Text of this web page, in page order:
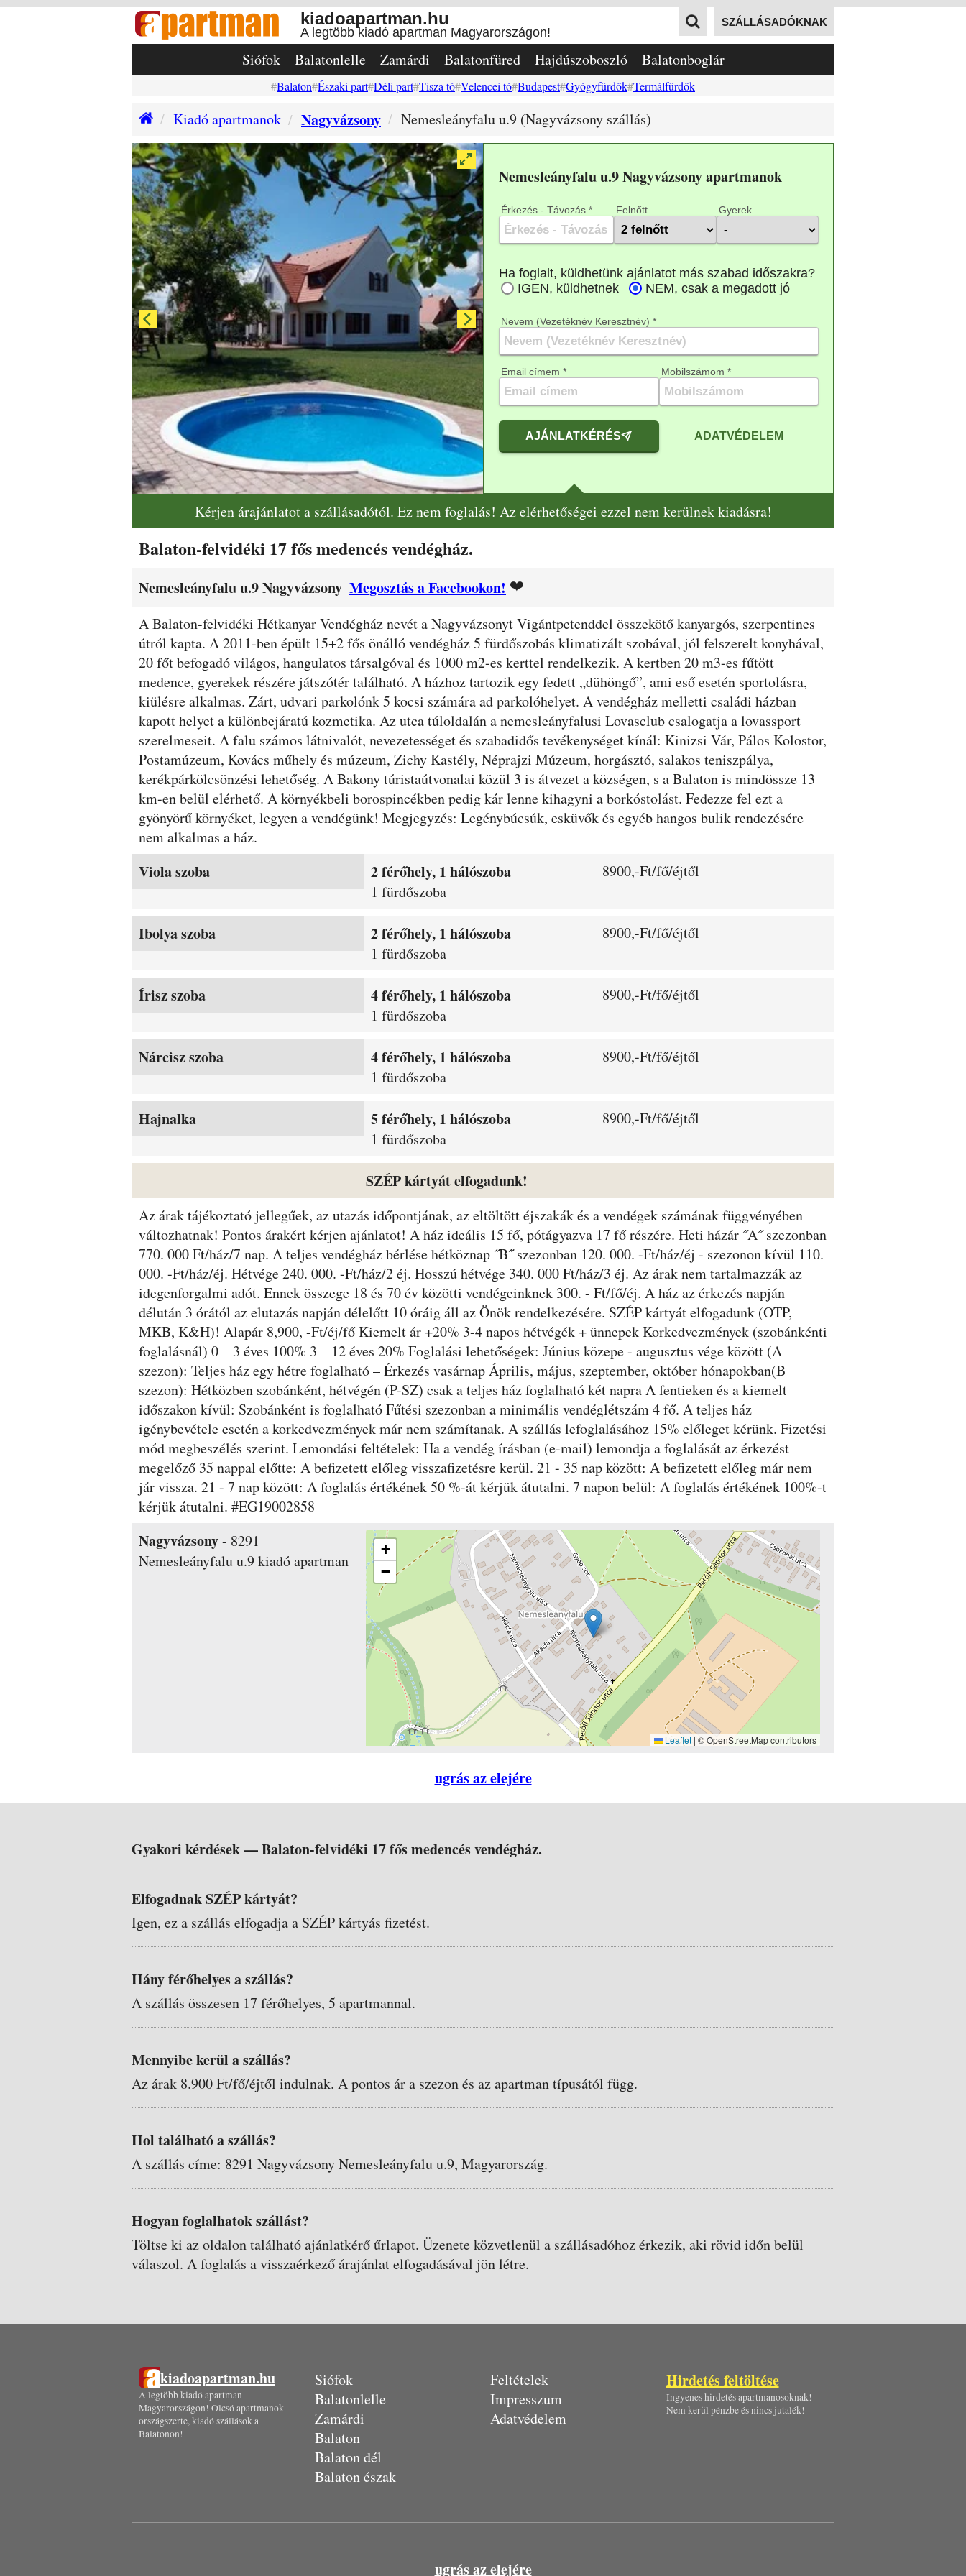
kiadoapartman.hu
A legtöbb kiadó apartman Magyarországon!
SZÁLLÁSADÓKNAK
Siófok Balatonlelle Zamárdi Balatonfüred Hajdúszoboszló Balatonboglár
Balaton Északi part Déli part Tisza tó Velencei tó Budapest Gyógyfürdők Termálfürdők
Kiadó apartmanok Nagyvázsony Nemesleányfalu u.9 (Nagyvázsony szállás)
Kérjen árajánlatot a szállásadótól. Ez nem foglalás! Az elérhetőségei ezzel nem kerülnek kiadásra!
Nemesleányfalu u.9 Nagyvázsony apartmanok
Érkezés - Távozás * Felnőtt Gyerek
Nevem (Vezetéknév Keresztnév) *
Email címem * Mobilszámom *
AJÁNLATKÉRÉS ADATVÉDELEM
Balaton-felvidéki 17 fős medencés vendégház.
Nemesleányfalu u.9 Nagyvázsony Megosztás a Facebookon! ❤️
Leírás
A Balaton-felvidéki Hétkanyar Vendégház nevét a Nagyvázsonyt Vigántpetenddel összekötő kanyargós, szerpentines
útról kapta. A 2011-ben épült 15+2 fős önálló vendégház 5 fürdőszobás klimatizált szobával, jól felszerelt konyhával,
20 főt befogadó világos, hangulatos társalgóval és 1000 m2-es kerttel rendelkezik. A kertben 20 m3-es fűtött
medence, gyerekek részére játszótér található. A házhoz tartozik egy fedett „dühöngő”, ami eső esetén sportolásra,
kiülésre alkalmas. Zárt, udvari parkolónk 5 kocsi számára ad parkolóhelyet. A vendégház melletti családi házban
kapott helyet a különbejáratú kozmetika. Az utca túloldalán a nemesleányfalusi Lovasclub csalogatja a lovassport
szerelmeseit. A falu számos látnivalót, nevezetességet és szabadidős tevékenységet kínál: Kinizsi Vár, Pálos Kolostor,
Postamúzeum, Kovács műhely és múzeum, Zichy Kastély, Néprajzi Múzeum, horgásztó, salakos teniszpálya,
kerékpárkölcsönzési lehetőség. A Bakony túristaútvonalai közül 3 is átvezet a községen, s a Balaton is mindössze 13
km-en belül elérhető. A környékbeli borospincékben pedig kár lenne kihagyni a borkóstolást. Fedezze fel ezt a
gyönyörű környéket, legyen a vendégünk! Megjegyzés: Legénybúcsúk, esküvők és egyéb hangos bulik rendezésére
nem alkalmas a ház.
Szobák és árak
Viola szoba 2 férőhely, 1 hálószoba
1 fürdőszoba
8900,-Ft/fő/éjtől
Ibolya szoba 2 férőhely, 1 hálószoba
1 fürdőszoba
8900,-Ft/fő/éjtől
Írisz szoba 4 férőhely, 1 hálószoba
1 fürdőszoba
8900,-Ft/fő/éjtől
Nárcisz szoba 4 férőhely, 1 hálószoba
1 fürdőszoba
8900,-Ft/fő/éjtől
Hajnalka 5 férőhely, 1 hálószoba
1 fürdőszoba
8900,-Ft/fő/éjtől
SZÉP kártyát elfogadunk!
Az árak tájékoztató jellegűek, az utazás időpontjának, az eltöltött éjszakák és a vendégek számának függvényében
változhatnak! Pontos árakért kérjen ajánlatot! A ház ideális 15 fő, pótágyazva 17 fő részére. Heti házár ˝A˝ szezonban
770. 000 Ft/ház/7 nap. A teljes vendégház bérlése hétköznap ˝B˝ szezonban 120. 000. -Ft/ház/éj - szezonon kívül 110.
000. -Ft/ház/éj. Hétvége 240. 000. -Ft/ház/2 éj. Hosszú hétvége 340. 000 Ft/ház/3 éj. Az árak nem tartalmazzák az
idegenforgalmi adót. Ennek összege 18 és 70 év közötti vendégeinknek 300. - Ft/fő/éj. A ház az érkezés napján
délután 3 órától az elutazás napján délelőtt 10 óráig áll az Önök rendelkezésére. SZÉP kártyát elfogadunk (OTP,
MKB, K&H)! Alapár 8,900, -Ft/éj/fő Kiemelt ár +20% 3-4 napos hétvégék + ünnepek Korkedvezmények (szobánkénti
foglalásnál) 0 – 3 éves 100% 3 – 12 éves 20% Foglalási lehetőségek: Június közepe - augusztus vége között (A
szezon): Teljes ház egy hétre foglalható – Érkezés vasárnap Április, május, szeptember, október hónapokban(B
szezon): Hétközben szobánként, hétvégén (P-SZ) csak a teljes ház foglalható két napra A fentieken és a kiemelt
időszakon kívül: Szobánként is foglalható Fűtési szezonban a minimális vendéglétszám 4 fő. A teljes ház
igénybevétele esetén a korkedvezmények már nem számítanak. A szállás lefoglalásához 15% előleget kérünk. Fizetési
mód megbeszélés szerint. Lemondási feltételek: Ha a vendég írásban (e-mail) lemondja a foglalását az érkezést
megelőző 35 nappal előtte: A befizetett előleg visszafizetésre kerül. 21 - 35 nap között: A befizetett előleg már nem
jár vissza. 21 - 7 nap között: A foglalás értékének 50 %-át kérjük átutalni. 7 napon belül: A foglalás értékének 100%-t
kérjük átutalni. #EG19002858
Nagyvázsony- 8291
Nemesleányfalu u.9kiadó apartman
+
−
Leaflet | © OpenStreetMap contributors
ugrás az elejére
Gyakori kérdések —Balaton-felvidéki 17 fős medencés vendégház.
Elfogadnak SZÉP kártyát?
Igen, ez a szállás elfogadja a SZÉP kártyás fizetést.
Hány férőhelyes a szállás?
A szállás összesen 17 férőhelyes, 5 apartmannal.
Mennyibe kerül a szállás?
Az árak 8.900 Ft/fő/éjtől indulnak. A pontos ár a szezon és az apartman típusától függ.
Hol található a szállás?
A szállás címe: 8291 Nagyvázsony Nemesleányfalu u.9, Magyarország.
Hogyan foglalhatok szállást?
Töltse ki az oldalon található ajánlatkérő űrlapot. Üzenete közvetlenül a szállásadóhoz érkezik, aki rövid időn belül
válaszol. A foglalás a visszaérkező árajánlat elfogadásával jön létre.
kiadoapartman.hu
A legtöbb kiadó apartman
Magyarországon! Olcsó apartmanok
országszerte, kiadó szállások a
Balatonon!
Siófok
Balatonlelle
Zamárdi
Balaton
Balaton dél
Balaton észak
Feltételek
Impresszum
Adatvédelem
Hirdetés feltöltése
Ingyenes hirdetés apartmanosoknak!
Nem kerül pénzbe és nincs jutalék!
ugrás az elejére